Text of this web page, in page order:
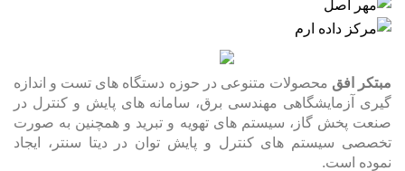
مبتکر افق محصولات متنوعی در حوزه دستگاه های تست و اندازه
گیری آزمایشگاهی مهندسی برق، سامانه های پایش و کنترل در
صنعت پخش گاز، سیستم های تهویه و تبرید و همچنین به صورت
تخصصی سیستم های کنترل و پایش توان در دیتا سنتر، ایجاد
نموده است.